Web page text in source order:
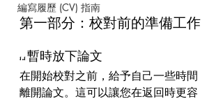
編寫履歷 (CV) 指南
第一部分：校對前的準備工作
1.1 暫時放下論文
在開始校對之前，給予自己一些時間
離開論文。這可以讓您在返回時更容